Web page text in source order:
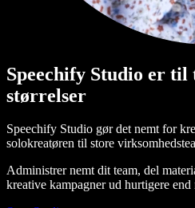
Speechify Studio er til
størrelser
Speechify Studio gør det nemt for
solokreatøren til store
Administrer nemt dit team, del
kreative kampagner ud hurtigere end